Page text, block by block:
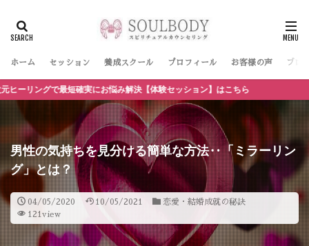
ホーム セッション 養成スクール プロフィール お客様の声 ブロ
グで最短確実にお悩み解決【体験セッション】はこちら
男性の気持ちを見分ける簡単な方法‥「ミラーリン
グ」とは？
04/05/2020 10/05/2021
恋愛・結婚成就の秘訣
121view